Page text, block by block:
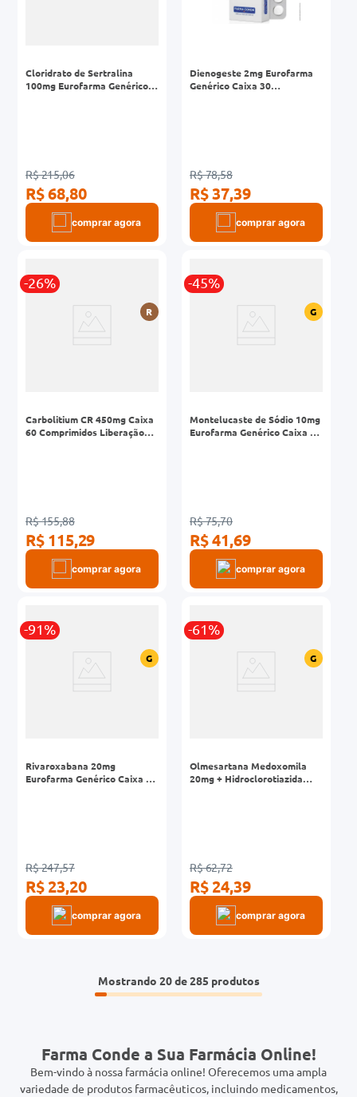
Cloridrato de Sertralina
100mg Eurofarma Genérico
R$ 215,06
R$ 68,80
comprar agora
Dienogeste 2mg Eurofarma
Genérico Caixa 30
R$ 78,58
R$ 37,39
comprar agora
-26%
R
Carbolitium CR 450mg Caixa
60 Comprimidos Liberação
R$ 155,88
R$ 115,29
comprar agora
-45%
G
Montelucaste de Sódio 10mg
Eurofarma Genérico Caixa 30
R$ 75,70
R$ 41,69
comprar agora
-91%
G
Rivaroxabana 20mg
Eurofarma Genérico Caixa 30
R$ 247,57
R$ 23,20
comprar agora
-61%
G
Olmesartana Medoxomila
20mg + Hidroclorotiazida
R$ 62,72
R$ 24,39
comprar agora
Mostrando 20 de 285
Farma Conde a Sua Farmácia Online!
Bem-vindo à nossa farmácia online! Oferecemos uma ampla
variedade de produtos farmacêuticos, incluindo medicamentos,